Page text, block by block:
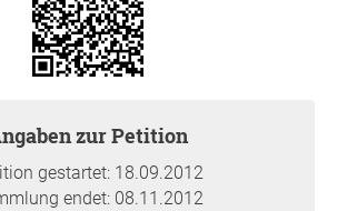
Angaben zur Petition
gestartet: 18.09.2012
endet: 08.11.2012